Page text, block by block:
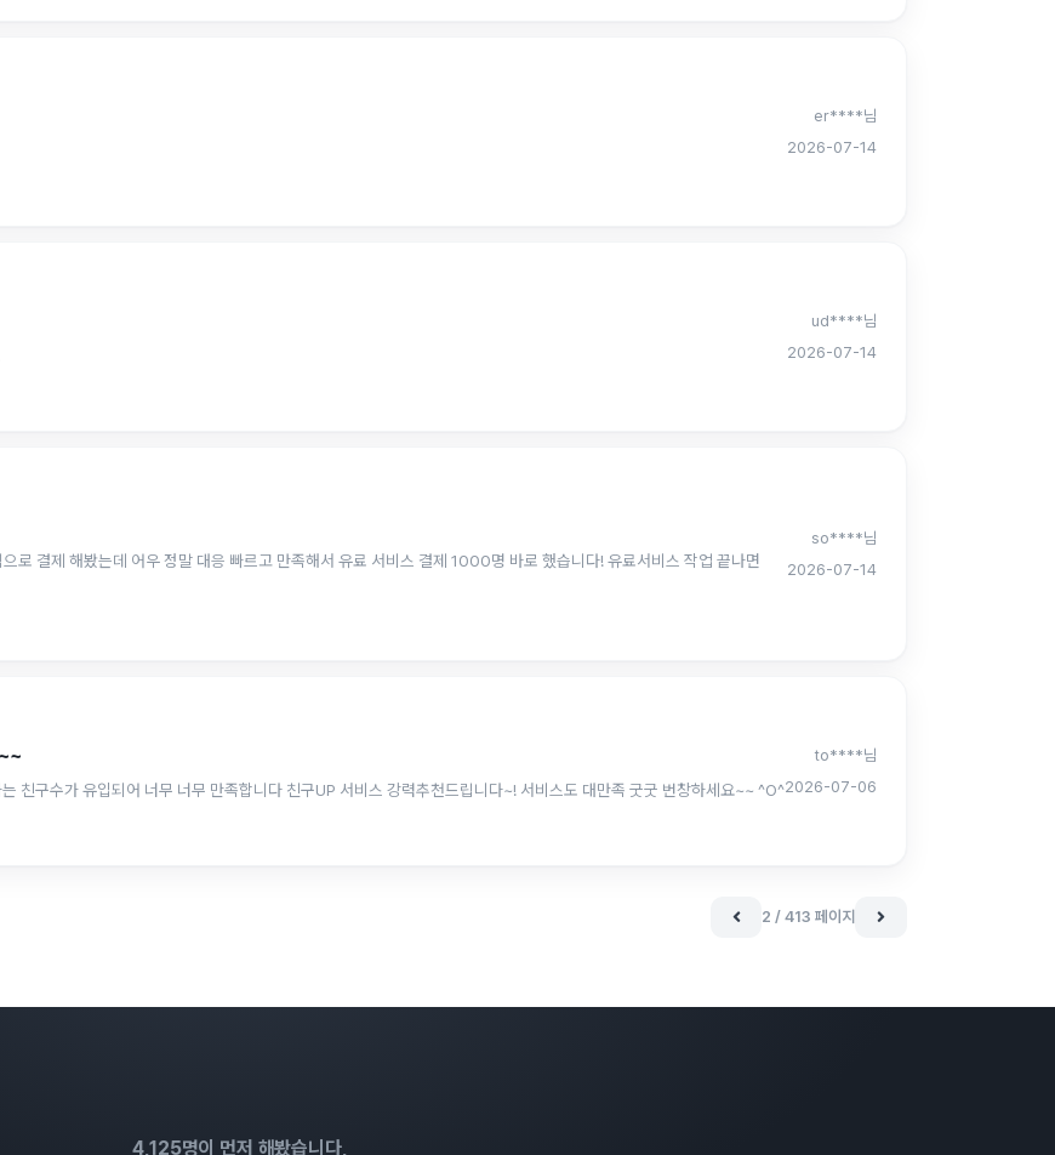
er****님
2026-07-14
ud****님
2026-07-14
로 결제 해봤는데 어우 정말 대응 빠르고 만족해서 유료 서비스 결제 1000명 바로 했습니다! 유료서비스 작업 끝나면
so****님
2026-07-14
카카오채널 친구UP 서비스 신청후 짧은 기간에 원하는 친구수가 유입되어 너무 너무 만족합니다 친구UP 서비스 강력추천드립니다~! 서비스도 대만족 굿굿 번창하세요~~ ^O^
to****님
2026-07-06
2 / 413 페이지
4,125명이 먼저 해봤습니다,